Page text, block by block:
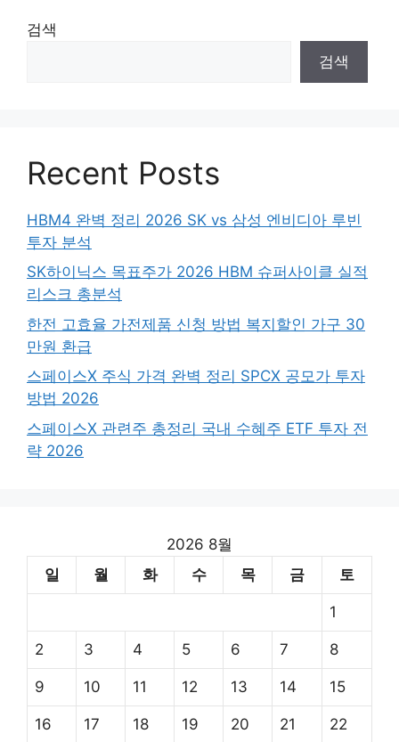
검색
검색
Recent Posts
HBM4 완벽 정리 2026 SK vs 삼성 엔비디아 루빈
투자 분석
SK하이닉스 목표주가 2026 HBM 슈퍼사이클 실적
리스크 총분석
한전 고효율 가전제품 신청 방법 복지할인 가구 30
만원 환급
스페이스X 주식 가격 완벽 정리 SPCX 공모가 투자
방법 2026
스페이스X 관련주 총정리 국내 수혜주 ETF 투자 전
략 2026
2026 8월
일
월 화 수 목 금 토
1
2 3 4 5 6 7 8
9 10 11 12 13 14 15
16 17 18 19 20 21 22